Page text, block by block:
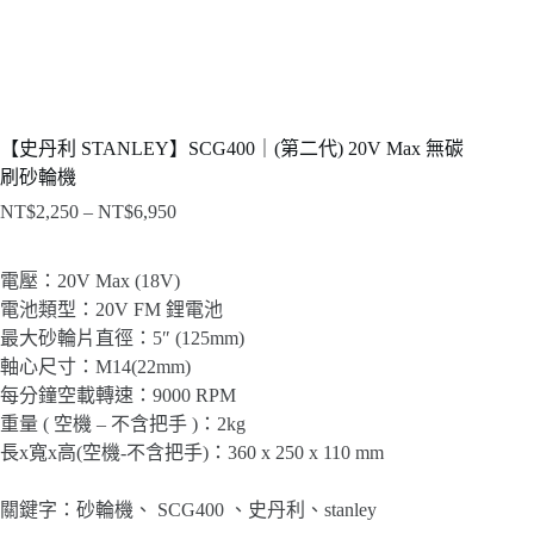
【史丹利 STANLEY】SCG400｜(第二代) 20V Max 無碳
刷砂輪機
NT$2,250 – NT$6,950價
範
圍：
NT$2,250
到
NT$6,950
電壓：20V Max (18V)
電池類型：20V FM 鋰電池
最大砂輪片直徑：5″ (125mm)
軸心尺寸：M14(22mm)
每分鐘空載轉速：9000 RPM
重量 ( 空機 – 不含把手 )：2kg
長x寬x高(空機-不含把手)：360 x 250 x 110 mm
關鍵字：砂輪機、 SCG400 、史丹利、stanley